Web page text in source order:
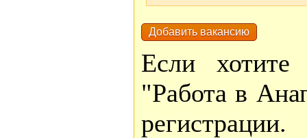
Добавить вакансию
Если хотите
"Работа в
регистрации.